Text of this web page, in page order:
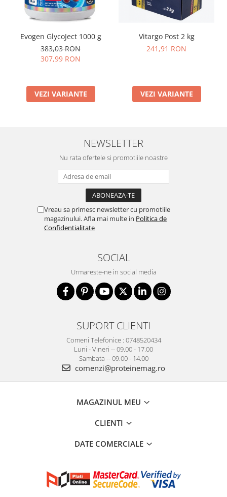
Evogen GlycoJect 1000 g
383,03 RON
307,99 RON
VEZI VARIANTE
Vitargo Post 2 kg
241,91 RON
VEZI VARIANTE
NEWSLETTER
Nu rata ofertele si promotiile noastre
Vreau sa primesc newsletter cu promotiile
magazinului. Afla mai multe in Politica de
Confidentialitate
SOCIAL
Urmareste-ne in social media
SUPORT CLIENTI
Comeni Telefonice : 0748520434
Luni - Vineri -- 09.00 - 17.00
Sambata -- 09.00 - 14.00
comenzi@proteinemag.ro
MAGAZINUL MEU
CLIENTI
DATE COMERCIALE